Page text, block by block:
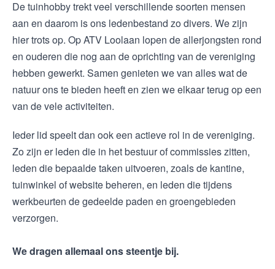
De tuinhobby trekt veel verschillende soorten mensen
aan en daarom is ons ledenbestand zo divers. We zijn
hier trots op. Op ATV Loolaan lopen de allerjongsten rond
en ouderen die nog aan de oprichting van de vereniging
hebben gewerkt. Samen genieten we van alles wat de
natuur ons te bieden heeft en zien we elkaar terug op een
van de vele activiteiten.
Ieder lid speelt dan ook een actieve rol in de vereniging.
Zo zijn er leden die in het bestuur of commissies zitten,
leden die bepaalde taken uitvoeren, zoals de kantine,
tuinwinkel of website beheren, en leden die tijdens
werkbeurten de gedeelde paden en groengebieden
verzorgen.
We dragen allemaal ons steentje bij.